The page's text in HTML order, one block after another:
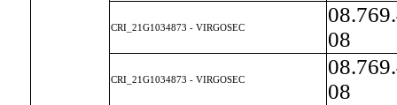
CRI_21G1034873 - VIRGOSEC
08
CRI_21G1034873 - VIRGOSEC
08